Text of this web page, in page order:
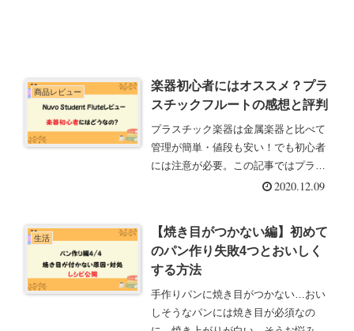
商品レビュー
楽器初心者にはオススメ？プラ
スチックフルートの感想と評判
プラスチック楽器は金属楽器と比べて
管理が簡単・値段も安い！でも初心者
には注意が必要。この記事ではプラス
チックフルート『NUVO Student
や評判をまとめました。
2020.12.09
生活
【焼き目がつかない編】初めて
のパン作り失敗4つとおいしく
する方法
手作りパンに焼き目がつかない…おい
しそうなパンには焼き目が必須なの